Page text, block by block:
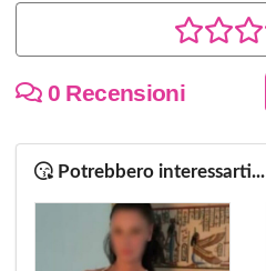
0 Recensioni
Potrebbero interessarti...